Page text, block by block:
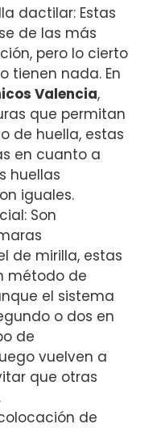
dactilar: Estas
de las más
pero lo cierto
tienen nada. En
Valencia,
que permitan
de huella, estas
en cuanto a
huellas
iguales.
Son
de mirilla, estas
método de
el sistema
o dos en
de
vuelven a
que otras
de